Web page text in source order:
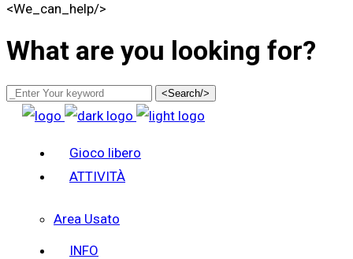
<We_can_help/>
What are you looking for?
<Search/>
Gioco libero
ATTIVITÀ
Area Usato
INFO